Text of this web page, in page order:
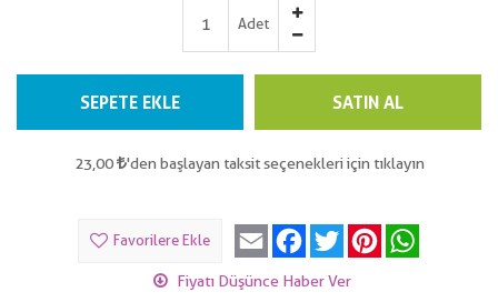
Adet
SEPETE EKLE SATIN AL
23,00 'den başlayan taksit seçenekleri için tıklayın
Favorilere Ekle Email Facebook
Twitter Pinterest
Fiyatı Düşünce Haber Ver